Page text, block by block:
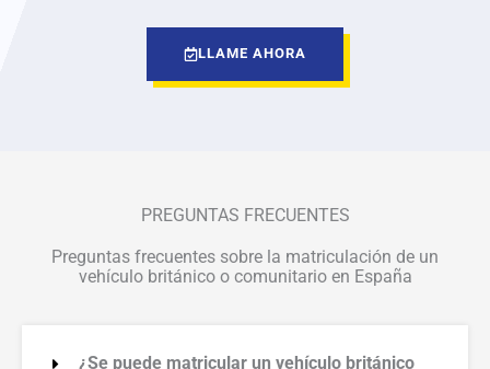
LLAME AHORA
PREGUNTAS FRECUENTES
Preguntas frecuentes sobre la matriculación de un
vehículo británico o comunitario en España
¿Se puede matricular un vehículo británico